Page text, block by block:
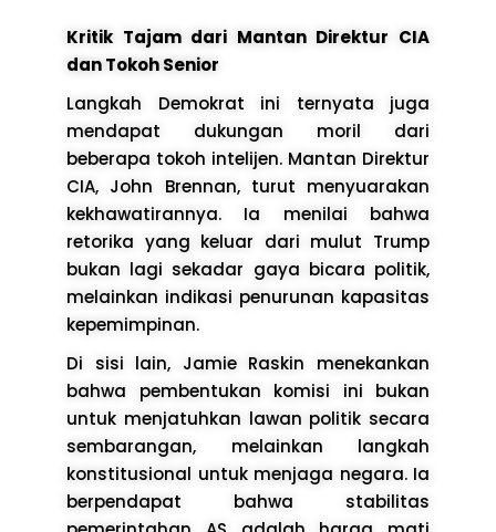
Kritik Tajam dari Mantan Direktur CIA
dan Tokoh Senior
Langkah Demokrat ini ternyata juga
mendapat dukungan moril dari
beberapa tokoh intelijen. Mantan Direktur
CIA, John Brennan, turut menyuarakan
kekhawatirannya. Ia menilai bahwa
retorika yang keluar dari mulut Trump
bukan lagi sekadar gaya bicara politik,
melainkan indikasi penurunan kapasitas
kepemimpinan.
Di sisi lain, Jamie Raskin menekankan
bahwa pembentukan komisi ini bukan
untuk menjatuhkan lawan politik secara
sembarangan, melainkan langkah
konstitusional untuk menjaga negara. Ia
berpendapat bahwa stabilitas